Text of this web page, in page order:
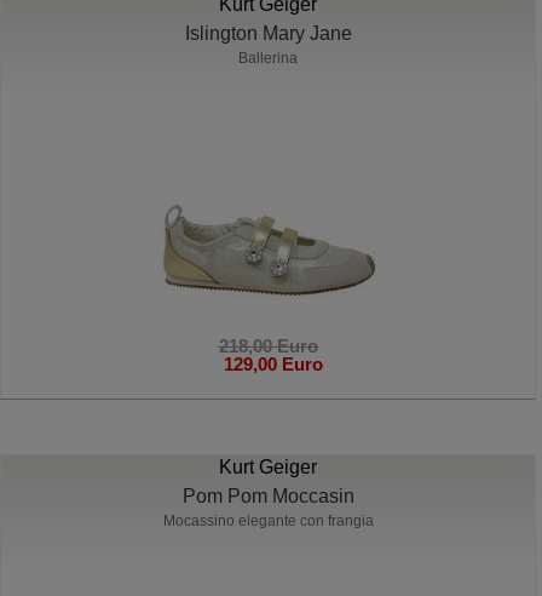
Islington Mary Jane
Ballerina
218,00 Euro
129,00 Euro
Kurt Geiger
Pom Pom Moccasin
Mocassino elegante con frangia